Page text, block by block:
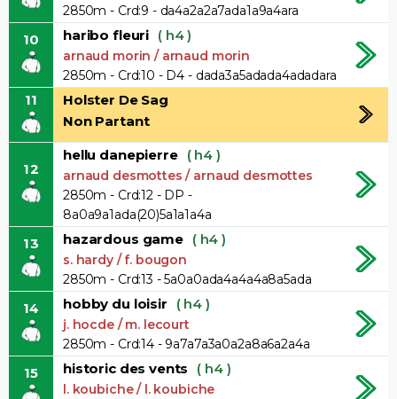
2850m - Crd:9 - da4a2a2a7ada1a9a4ara
10 haribo fleuri ( h4 )
arnaud morin / arnaud morin
2850m - Crd:10 - D4 - dada3a5adada4adadara
11
Holster De Sag
Non Partant
12
hellu danepierre ( h4 )
arnaud desmottes / arnaud desmottes
2850m - Crd:12 - DP -
8a0a9a1ada(20)5a1a1a4a
13 hazardous game ( h4 )
s. hardy / f. bougon
2850m - Crd:13 - 5a0a0ada4a4a4a8a5ada
14 hobby du loisir ( h4 )
j. hocde / m. lecourt
2850m - Crd:14 - 9a7a7a3a0a2a8a6a2a4a
15 historic des vents ( h4 )
l. koubiche / l. koubiche